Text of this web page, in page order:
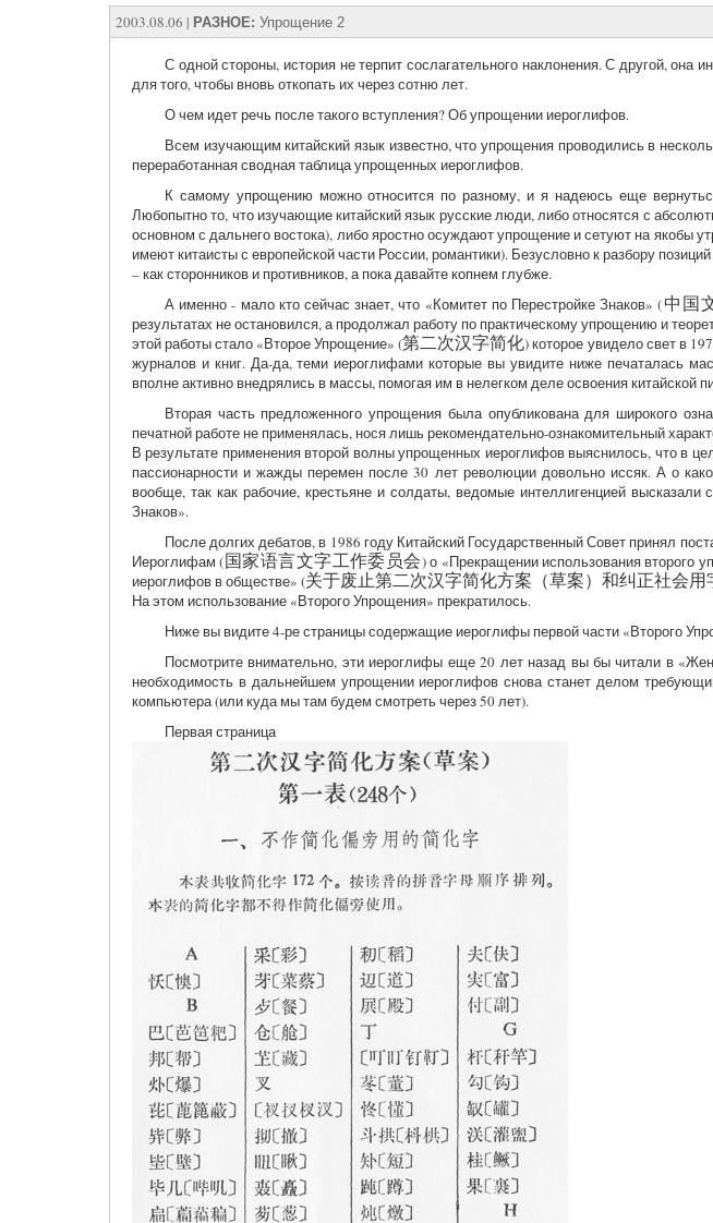
2003.08.06 | РАЗНОЕ: Упрощение 2
С одной стороны, история не терпит сослагательного наклонения. С другой, она
для того, чтобы вновь откопать их через сотню лет.
О чем идет речь после такого вступления? Об упрощении иероглифов.
Всем изучающим китайский язык известно, что упрощения проводились в
переработанная сводная таблица упрощенных иероглифов.
К самому упрощению можно относится по разному, и я надеюсь еще
Любопытно то, что изучающие китайский язык русские люди, либо относятся с
основном с дальнего востока), либо яростно осуждают упрощение и сетуют на якобы
имеют китаисты с европейской части России, романтики). Безусловно к разбору
– как сторонников и противников, а пока давайте копнем глубже.
А именно - мало кто сейчас знает, что «Комитет по Перестройке Знаков» (中国
результатах не остановился, а продолжал работу по практическому упрощению и
этой работы стало «Второе Упрощение» (第二次汉字简化) которое увидело свет в
журналов и книг. Да-да, теми иероглифами которые вы увидите ниже печаталась
вполне активно внедрялись в массы, помогая им в нелегком деле освоения китайской
Вторая часть предложенного упрощения была опубликована для широкого
печатной работе не применялась, нося лишь рекомендательно-ознакомительный
В результате применения второй волны упрощенных иероглифов выяснилось, что в
пассионарности и жажды перемен после 30 лет революции довольно иссяк. А о
вообще, так как рабочие, крестьяне и солдаты, ведомые интеллигенцией
Знаков».
После долгих дебатов, в 1986 году Китайский Государственный Совет принял
Иероглифам (国家语言文字工作委员会) о «Прекращении использования второго
иероглифов в обществе» (关于废止第二次汉字简化方案（草案）和纠正社会用
На этом использование «Второго Упрощения» прекратилось.
Ниже вы видите 4-ре страницы содержащие иероглифы первой части «Второго
Посмотрите внимательно, эти иероглифы еще 20 лет назад вы бы читали в
необходимость в дальнейшем упрощении иероглифов снова станет делом
компьютера (или куда мы там будем смотреть через 50 лет).
Первая страница